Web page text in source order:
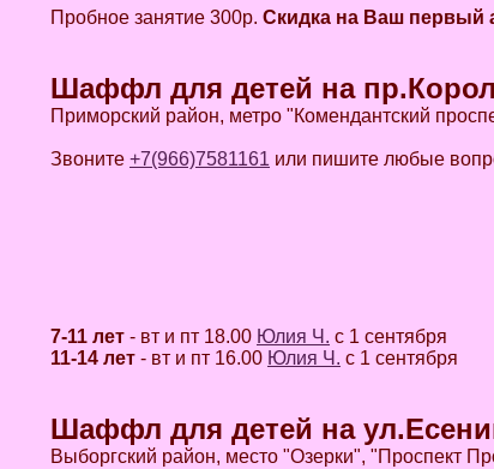
Пробное занятие 300р. Скидка на Ваш первый
Шаффл для детей на
Приморский район, метро "Комендантский
Звоните +7(966)7581161 или пишите любые
7-11 лет - вт и пт 18.00 Юлия Ч. с 1 сентября
11-14 лет - вт и пт 16.00 Юлия Ч. с 1 сентября
Шаффл для детей на
Выборгский район, место "Озерки", "Проспект